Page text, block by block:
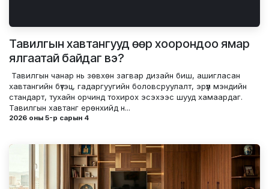
Тавилгын хавтангууд өөр хоорондоо ямар
ялгаатай байдаг вэ?
​ ​Тавилгын чанар нь зөвхөн загвар дизайн биш, ашигласан
хавтангийн бүтэц, гадаргуугийн боловсруулалт, эрүүл мэндийн
стандарт, тухайн орчинд тохирох эсэхээс шууд хамаардаг.
Тавилгын хавтанг ерөнхийд н...
2026 оны 5-р сарын 4